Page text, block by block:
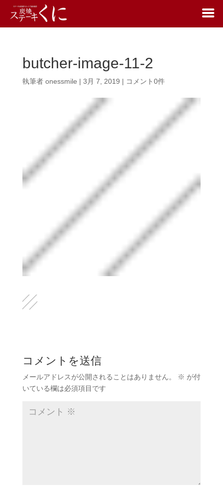
butcher-image-11-2
執筆者 onessmile | 3月 7, 2019 | コメント0件
コメントを送信
メールアドレスが公開されることはありません。 ※ が付
いている欄は必須項目です